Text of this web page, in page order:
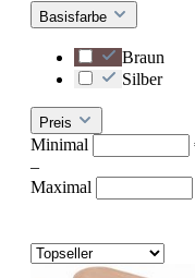
Basisfarbe
Braun
Silber
Preis
Minimal
–
Maximal